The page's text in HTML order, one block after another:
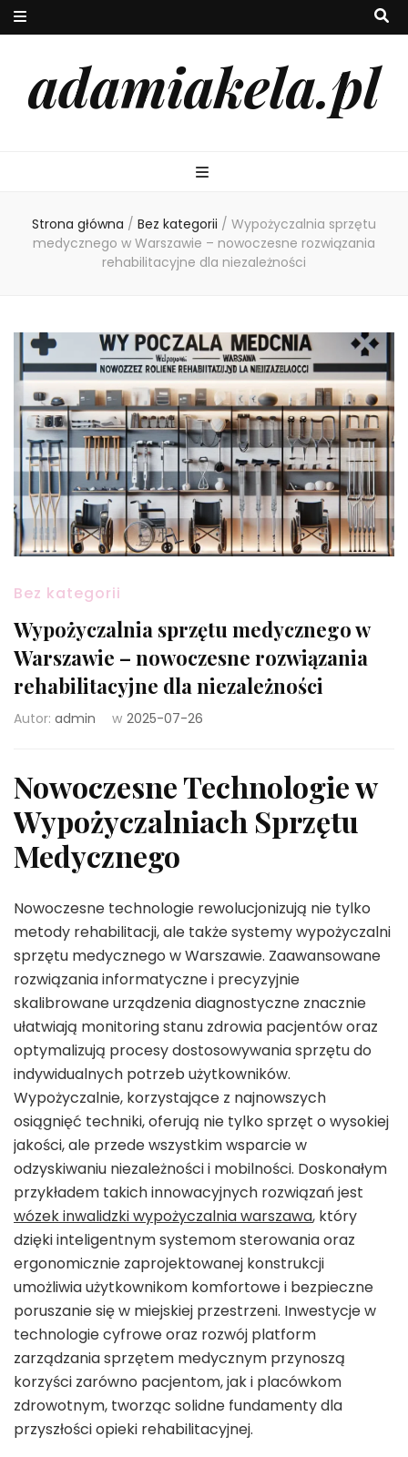
adamiakela.pl
Strona główna / Bez kategorii / Wypożyczalnia sprzętu
medycznego w Warszawie – nowoczesne rozwiązania
rehabilitacyjne dla niezależności
Bez kategorii
Wypożyczalnia sprzętu medycznego w
Warszawie – nowoczesne rozwiązania
rehabilitacyjne dla niezależności
Autor: admin w 2025-07-26
Nowoczesne Technologie w
Wypożyczalniach Sprzętu
Medycznego
Nowoczesne technologie rewolucjonizują nie tylko
metody rehabilitacji, ale także systemy wypożyczalni
sprzętu medycznego w Warszawie. Zaawansowane
rozwiązania informatyczne i precyzyjnie
skalibrowane urządzenia diagnostyczne znacznie
ułatwiają monitoring stanu zdrowia pacjentów oraz
optymalizują procesy dostosowywania sprzętu do
indywidualnych potrzeb użytkowników.
Wypożyczalnie, korzystające z najnowszych
osiągnięć techniki, oferują nie tylko sprzęt o wysokiej
jakości, ale przede wszystkim wsparcie w
odzyskiwaniu niezależności i mobilności. Doskonałym
przykładem takich innowacyjnych rozwiązań jest
wózek inwalidzki wypożyczalnia warszawa, który
dzięki inteligentnym systemom sterowania oraz
ergonomicznie zaprojektowanej konstrukcji
umożliwia użytkownikom komfortowe i bezpieczne
poruszanie się w miejskiej przestrzeni. Inwestycje w
technologie cyfrowe oraz rozwój platform
zarządzania sprzętem medycznym przynoszą
korzyści zarówno pacjentom, jak i placówkom
zdrowotnym, tworząc solidne fundamenty dla
przyszłości opieki rehabilitacyjnej.